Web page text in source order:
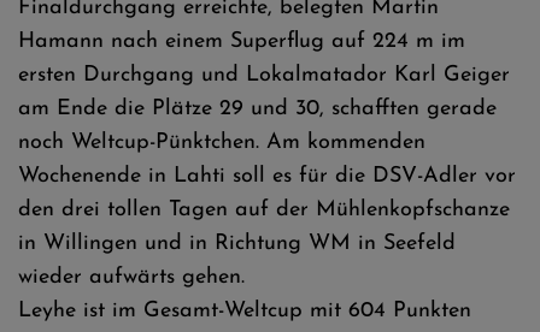
Finaldurchgang erreichte, belegten Martin
Hamann nach einem Superflug auf 224 m im
ersten Durchgang und Lokalmatador Karl Geiger
am Ende die Plätze 29 und 30, schafften gerade
noch Weltcup-Pünktchen. Am kommenden
Wochenende in Lahti soll es für die DSV-Adler vor
den drei tollen Tagen auf der Mühlenkopfschanze
in Willingen und in Richtung WM in Seefeld
wieder aufwärts gehen.
Leyhe ist im Gesamt-Weltcup mit 604 Punkten